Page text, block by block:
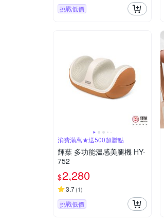
挑戰低價
消費滿萬★送500超贈點
輝葉 多功能溫感美腿機 HY-
752
$2,280
3.7(1)
挑戰低價